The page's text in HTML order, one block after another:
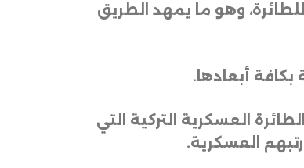
وهو ما يمهد الطريق
أبعادها .
العسكرية التركية التي
العسكرية.